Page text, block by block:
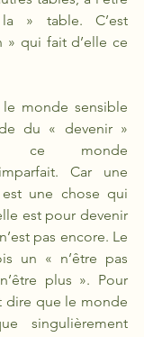
» table. C’est
» qui fait d’elle ce
monde sensible
du « devenir »
ce monde
Car une
une chose qui
est pour devenir
pas encore. Le
un « n’être pas
plus ». Pour
dire que le monde
singulièrement